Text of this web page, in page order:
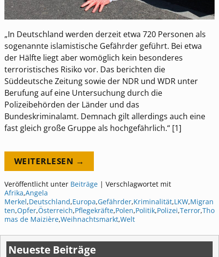
„In Deutschland werden derzeit etwa 720 Personen als
sogenannte islamistische Gefährder geführt. Bei etwa
der Hälfte liegt aber womöglich kein besonderes
terroristisches Risiko vor. Das berichten die
Süddeutsche Zeitung sowie der NDR und WDR unter
Berufung auf eine Untersuchung durch die
Polizeibehörden der Länder und das
Bundeskriminalamt. Demnach gilt allerdings auch eine
fast gleich große Gruppe als hochgefährlich.“ [1]
WEITERLESEN →
Veröffentlicht unter Beiträge| Verschlagwortet mit
Afrika,Angela
Merkel,Deutschland,Europa,Gefährder,Kriminalität,LKW,Migran
ten,Opfer,Österreich,Pflegekräfte,Polen,Politik,Polizei,Terror,Tho
mas de Maizière,Weihnachtsmarkt,Welt
Neueste Beiträge